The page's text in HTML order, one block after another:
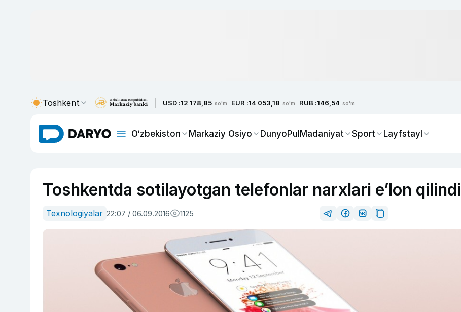
Toshkent USD :12 178,85 so'm EUR :14 053,18 so'm RUB :146,54 so'm
O‘zbekiston Markaziy Osiyo DunyoPulMadaniyat Sport Layfstayl
Toshkentda sotilayotgan telefonlar narxlari e’lon qilindi
Texnologiyalar 22:07 / 06.09.2016 1125